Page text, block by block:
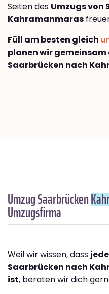
Seiten des Umzugs von
Kahramanmaras
Füll am besten gleich
planen wir gemeinsam
Saarbrücken nach
Umzug Saarbrücken
Umzugsfirma
Weil wir wissen, dass
Saarbrücken nach
ist, beraten wir dich